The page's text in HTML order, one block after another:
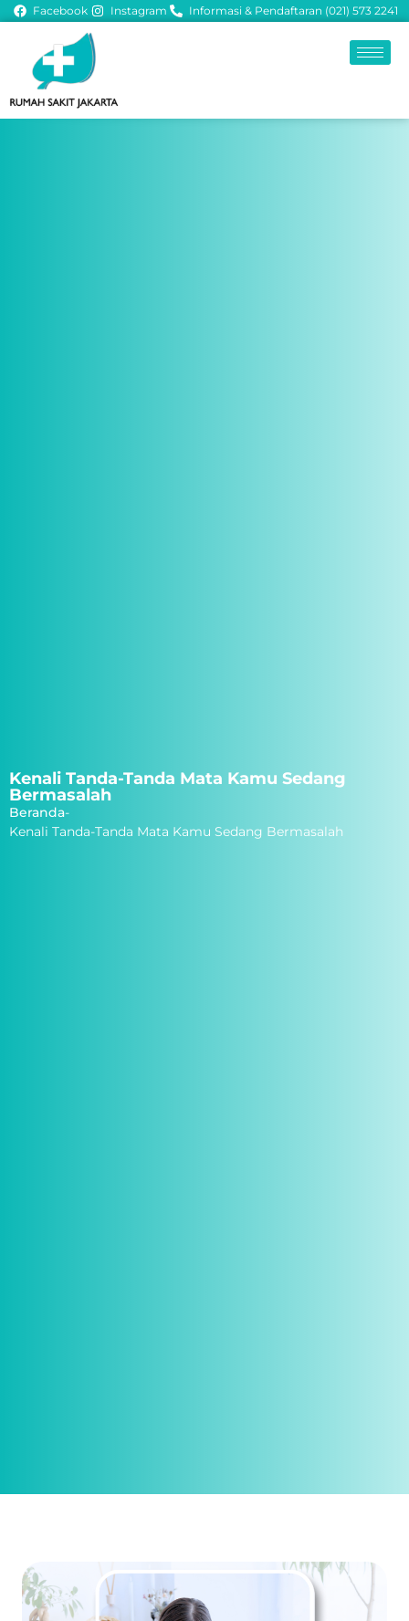
Facebook Instagram Informasi & Pendaftaran (021) 573 2241
Kenali Tanda-Tanda Mata Kamu Sedang
Bermasalah
Beranda-
Kenali Tanda-Tanda Mata Kamu Sedang Bermasalah